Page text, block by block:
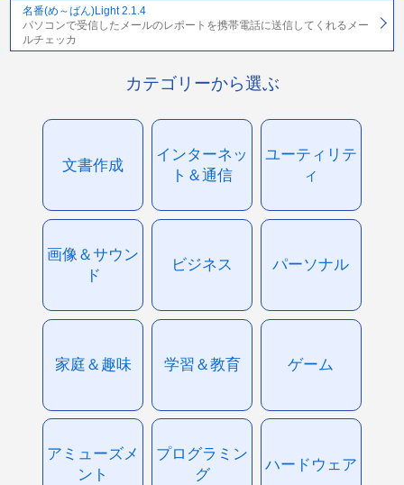
名番(め～ばん)Light 2.1.4
パソコンで受信したメールのレポートを携帯電話に送信してくれるメー
ルチェッカ
カテゴリーから選ぶ
文書作成
インターネッ
ト＆通信
ユーティリテ
ィ
画像＆サウン
ド
ビジネス パーソナル
家庭＆趣味 学習＆教育 ゲーム
アミューズメ
ント
プログラミン
グ
ハードウェア